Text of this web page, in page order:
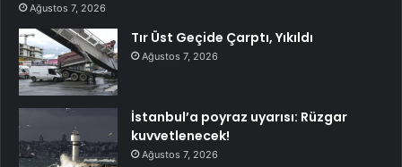
Ağustos 7, 2026
Tır Üst Geçide Çarptı, Yıkıldı
Ağustos 7, 2026
İstanbul’a poyraz uyarısı: Rüzgar
kuvvetlenecek!
Ağustos 7, 2026